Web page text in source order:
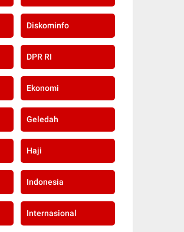
Diskominfo
DPR RI
Ekonomi
Geledah
Haji
Indonesia
Internasional